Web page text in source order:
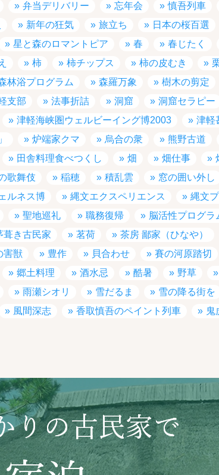
弁当デリバリー 忘年会 慎吾列車
新年の狂気 旅立ち 日本の桜百選
星と森のロマントピア 春 春じたく
柿 柿チップス 柿の皮むき
林浴プログラム 森羅万象 樹木の剪定
支部 法事折詰 洞窟 洞窟セラピー
津軽海峡圏ウェルビーイング博2003 津軽
炉端家クマ 烏合の衆 熊野古道
田舎料理食べつくし 畑 畑仕事
歌舞伎 稲穂 積乱雲 窓の囲い外し
ルネス博 縄文エクスペリエンス 縄文
聖地巡礼 職務復帰 脳活性プログラ
葺き古民家 茗荷 茶房 鄙家（ひなや）
害獣 豊作 貝合わせ 賽の河原踏切
郷土料理 酒水忌 酷暑 野草
雨瀬シオリ 雪だるま 雪の降る街を
風間深志 香取慎吾のペイント列車 鬼